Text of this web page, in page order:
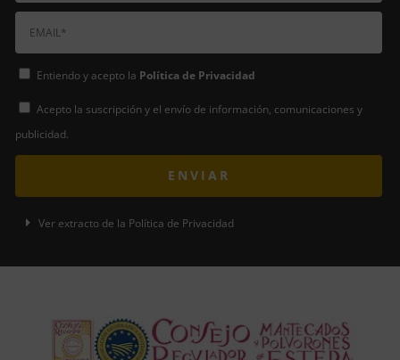
Entiendo y acepto la Política de Privacidad
Acepto la suscripción y el envío de información, comunicaciones y
publicidad.
ENVIAR
Ver extracto de la Política de Privacidad